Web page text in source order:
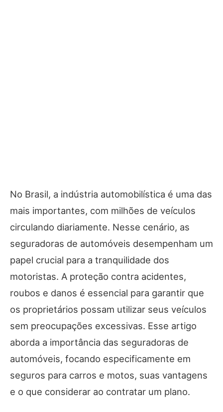
No Brasil, a indústria automobilística é uma das
mais importantes, com milhões de veículos
circulando diariamente. Nesse cenário, as
seguradoras de automóveis desempenham um
papel crucial para a tranquilidade dos
motoristas. A proteção contra acidentes,
roubos e danos é essencial para garantir que
os proprietários possam utilizar seus veículos
sem preocupações excessivas. Esse artigo
aborda a importância das seguradoras de
automóveis, focando especificamente em
seguros para carros e motos, suas vantagens
e o que considerar ao contratar um plano.